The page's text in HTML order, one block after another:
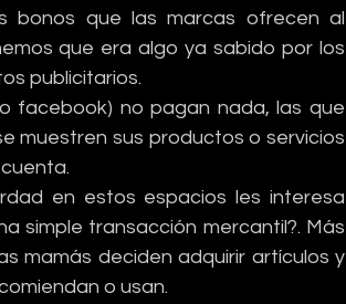
bonos que las marcas ofrecen al
que era algo ya sabido por los
publicitarios.
facebook) no pagan nada, las que
muestren sus productos o servicios
en estos espacios les interesa
simple transacción mercantil?. Más
mamás deciden adquirir artículos y
o usan.